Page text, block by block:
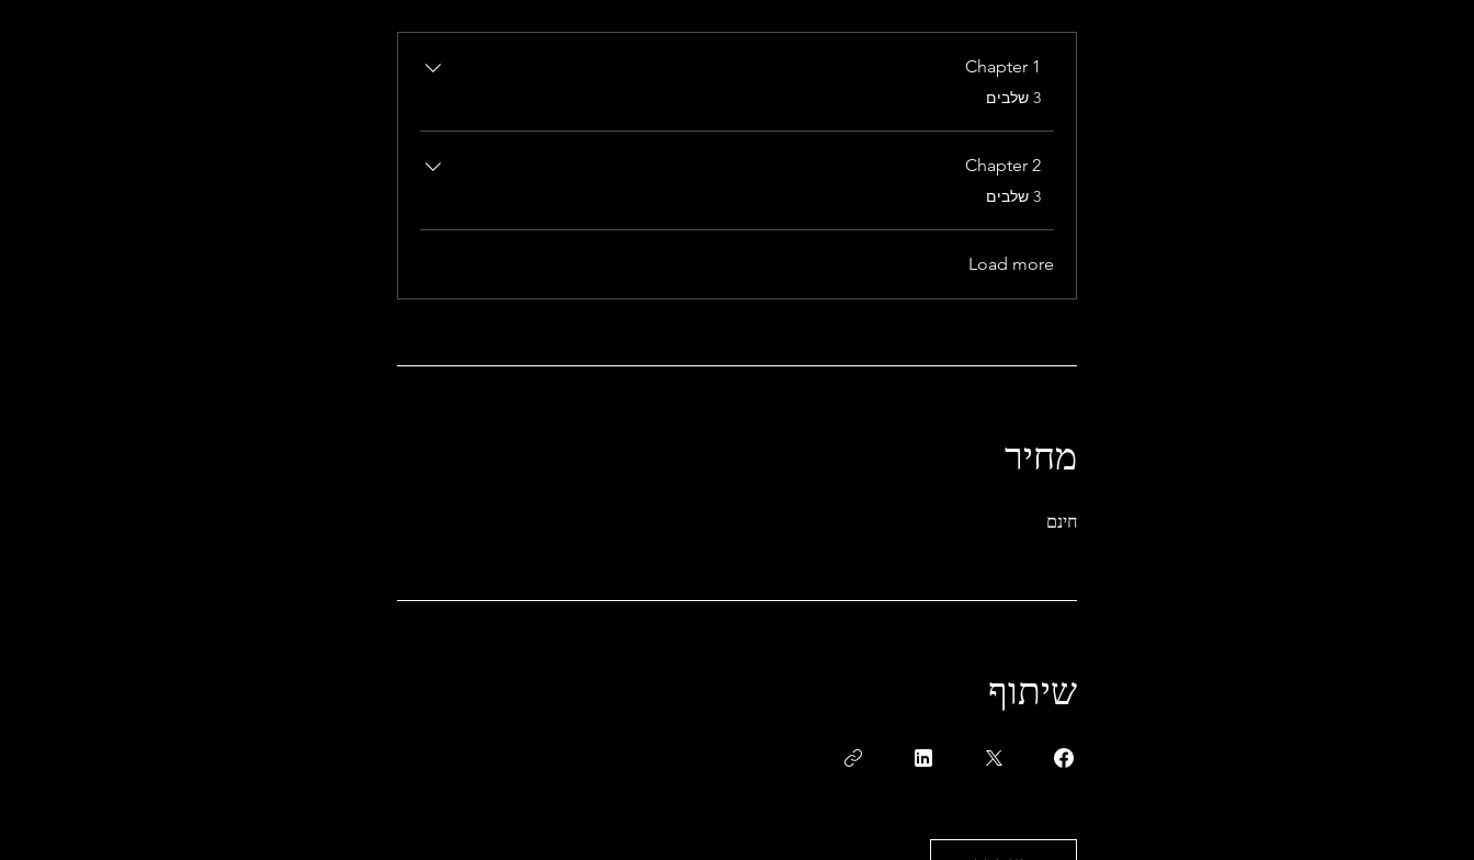
Chapter 1
.3 שלבים
Chapter 2
.3 שלבים
Load more
מחיר
חינם
שיתוף